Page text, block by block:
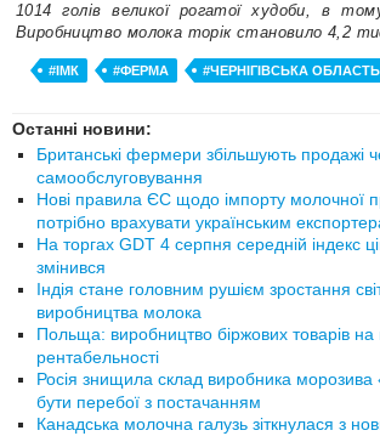
1014 голів великої рогатої худоби, в
Виробництво молока торік становило 4,2
#ІМК #ФЕРМА #ЧЕРНІГІВСЬКА ОБЛАСТЬ
Останні новини:
Британські фермери збільшують продажі
самообслуговування
Нові правила ЄС щодо імпорту молочної
потрібно врахувати українським
На торгах GDT 4 серпня середній індекс
змінився
Індія стане головним рушієм зростання
виробництва молока
Польща: виробництво біржових товарів на
рентабельності
Росія знищила склад виробника
бути перебої з постачанням
Канадська молочна галузь зіткнулася з